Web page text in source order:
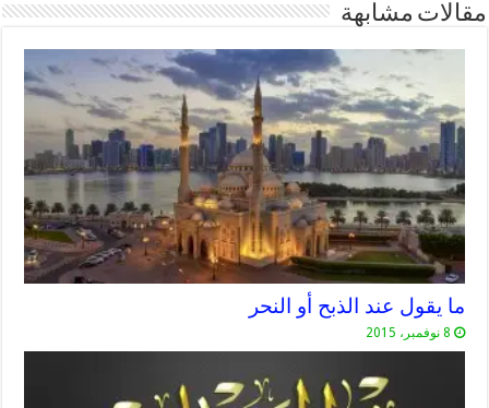
مقالات مشابهة
ما يقول عند الذبح أو النحر
8 نوفمبر، 2015